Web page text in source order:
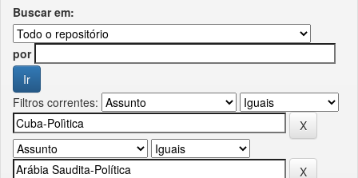
Buscar em:
por
Filtros correntes: